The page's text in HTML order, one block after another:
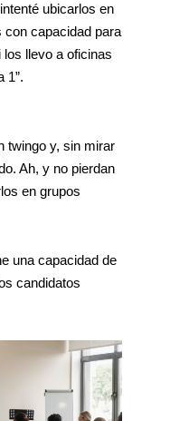
ubicarlos en
con capacidad para
llevo a oficinas
1”.
twingo y, sin mirar
Ah, y no pierdan
en grupos
una capacidad de
candidatos